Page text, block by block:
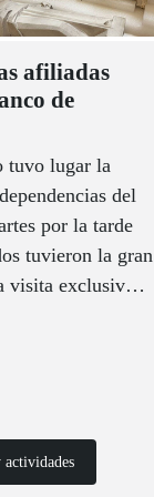
afiliadas
de
tuvo lugar la
del
por la tarde
tuvieron la gran
visita exclusiva y
actividades